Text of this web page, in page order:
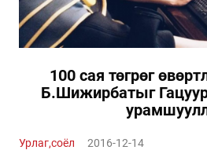
100 сая төгрөг
Б.Шижирбатыг
Урлаг,соёл 2016-12-14